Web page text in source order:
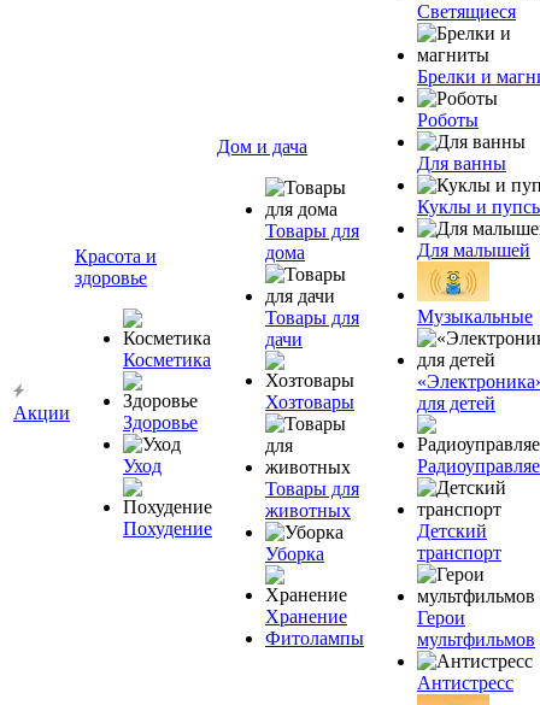
Акции
Красота и
здоровье
Косметика
Здоровье
Уход
Похудение
Дом и дача
Товары для
дома
Товары для
дачи
Хозтовары
Товары для
животных
Уборка
Хранение
Фитолампы
Светящиеся
Брелки и
Роботы
Для ванны
Куклы и
Для малышей
Музыкальные
для детей
Детский
транспорт
Герои
мультфильмов
Антистресс